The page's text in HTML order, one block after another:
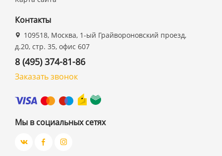
Контакты
109518, Москва, 1-ый Грайвороновский проезд,
д.20, стр. 35, офис 607
8 (495) 374-81-86
Заказать звонок
Мы в социальных сетях